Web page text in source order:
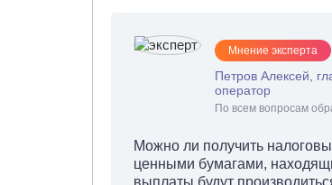
Мнение эксперта
Петров Алексей,
оператор
По всем вопросам
Можно ли получить
ценными бумагами,
выплаты будут